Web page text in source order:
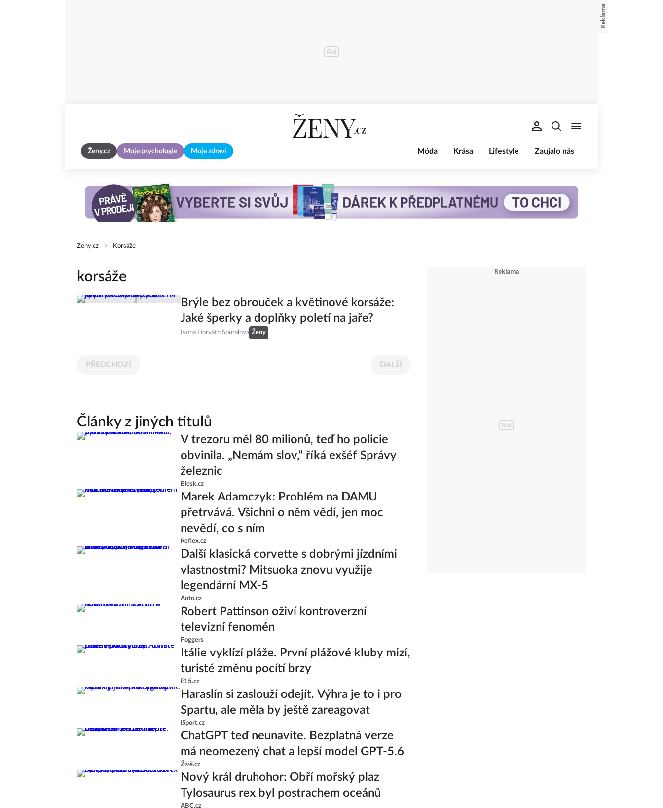
Ženy.cz Moje psychologie Moje zdraví Móda Krása Lifestyle Zaujalo nás
Zeny.cz Korsáže
korsáže
Brýle bez obrouček a květinové korsáže:
Jaké šperky a doplňky poletí na jaře?
Ivona Horváth Souralová Ženy
PŘEDCHOZÍ DALŠÍ
Články z jiných titulů
V trezoru měl 80 milionů, teď ho policie
obvinila. „Nemám slov,“ říká exšéf Správy
železnic
Blesk.cz
Marek Adamczyk: Problém na DAMU
přetrvává. Všichni o něm vědí, jen moc
nevědí, co s ním
Reflex.cz
Další klasická corvette s dobrými jízdními
vlastnostmi? Mitsuoka znovu využije
legendární MX-5
Auto.cz
Robert Pattinson oživí kontroverzní
televizní fenomén
Poggers
Itálie vyklízí pláže. První plážové kluby mizí,
turisté změnu pocítí brzy
E15.cz
Haraslín si zaslouží odejít. Výhra je to i pro
Spartu, ale měla by ještě zareagovat
iSport.cz
ChatGPT teď neunavíte. Bezplatná verze
má neomezený chat a lepší model GPT-5.6
Živě.cz
Nový král druhohor: Obří mořský plaz
Tylosaurus rex byl postrachem oceánů
ABC.cz